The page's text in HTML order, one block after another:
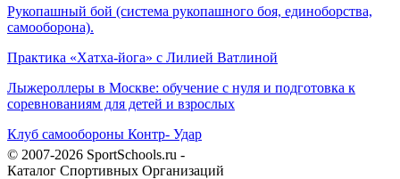
Рукопашный бой (система рукопашного боя, единоборства,
самооборона).
Практика «Хатха-йога» с Лилией Ватлиной
Лыжероллеры в Москве: обучение с нуля и подготовка к
соревнованиям для детей и взрослых
Клуб самообороны Контр- Удар
© 2007-2026 SportSchools.ru -
Каталог Спортивных Организаций